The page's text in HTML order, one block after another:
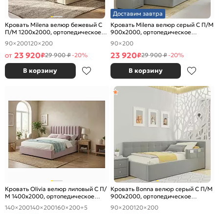
Кровать Milena велюр бежевый С
П/М 1200x2000, ортопедическое
основание, изголовье мягкое
90×200120×200
от 23 920₽29 900 ₽-20%
В корзину
Доставим завтра
Кровать Milena велюр серый С П/М
900x2000, ортопедическое
основание, изголовье мягкое
90×200
23 920₽29 900 ₽-20%
В корзину
Кровать Olivia велюр лиловый С П/
М 1400x2000, ортопедическое
основание, изголовье мягкое
140×200140×200160×200+5
Кровать Bonna велюр серый С П/М
900x2000, ортопедическое
основание, изголовье мягкое
90×200120×200